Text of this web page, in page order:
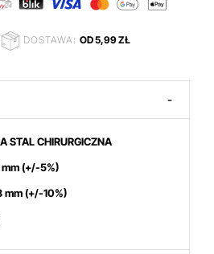
DOSTAWA: OD 5,99 ZŁ
-
STAL CHIRURGICZNA
(+/-5%)
mm (+/-10%)